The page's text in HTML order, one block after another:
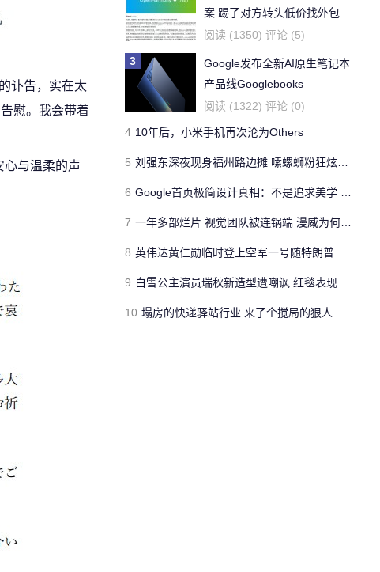
讣告，实在太
慰。我会带着
心与温柔的声
案 踢了对方转头低价找外包
阅读 (1350) 评论 (5)
3
Google发布全新AI原生笔记本
产品线Googlebooks
阅读 (1322) 评论 (0)
4 10年后，小米手机再次沦为Others
5 刘强东深夜现身福州路边摊 嗦螺蛳粉狂炫小龙虾
6 Google首页极简设计真相：不是追求美学 是创始人不会写HTML
7 一年多部烂片 视觉团队被连锅端 漫威为何成了迪士尼的“弃子”？
8 英伟达黄仁勋临时登上空军一号随特朗普访华 打破此前“缺席”报道
9 白雪公主演员瑞秋新造型遭嘲讽 红毯表现糟糕
10 塌房的快递驿站行业 来了个搅局的狠人